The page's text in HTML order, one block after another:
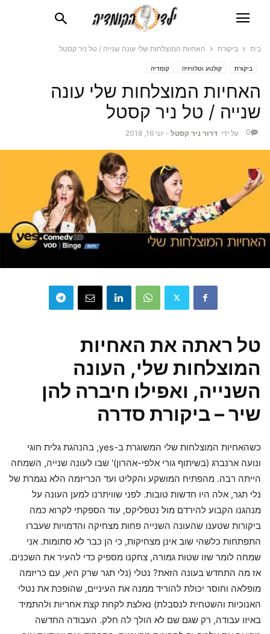
בית ביקורת האחיות המוצלחות שלי עונה שנייה / טל ניר קסטל
ביקורת קולנוע וטלוויזיה קומדיה
האחיות המוצלחות שלי עונה
שנייה / טל ניר קסטל
על ידי דרור ניר קסטל - יוני 16, 2018 0
טל ראתה את האחיות
המוצלחות שלי, העונה
השנייה, ואפילו חיברה להן
שיר – ביקורת סדרה
כשהאחיות המוצלחות שלי המשוגרת ב-yes, בהנהגת גלית חוגי
ונועה ארנברג (בשיתוף גורי אלפי-אהרון)' שבו לעונה שנייה, השמחה
הייתה רבה. מהפתיח המושקע והקליט ועד הכריזמה הלא נגמרת של
נלי תגר, אלה היו חדשות טובות. לפני שוויתרנו למען העונה על
מנהגנו הקבוע להירדם מול נטפליקס, עוד הספקתי לקרוא כמה
ביקורות שטענו שהעונה השנייה פחות מצחיקה והדמויות שעברו
התפתחות כלשהי שוב אינן מצחיקות, כי הן כבר לא סתומות. אני
שמחה לומר שזו שטות גמורה, צחקנו מספיק כדי להעיר את השכנים.
אז מה התחדש בעונה הזאת? נטלי (נלי תגר שרק היא, עם כריזמה
מופלאה וחוסר יכולת להוריד ממנה את העיניים, שהופכת את נטלי
האנוכיות והשטחית לנסבלת) נאלצת לקחת קצת אחריות ולהתמיד
באיזו עבודה, רק שגם שם לא הולך לה חלק. העבודה החדשה